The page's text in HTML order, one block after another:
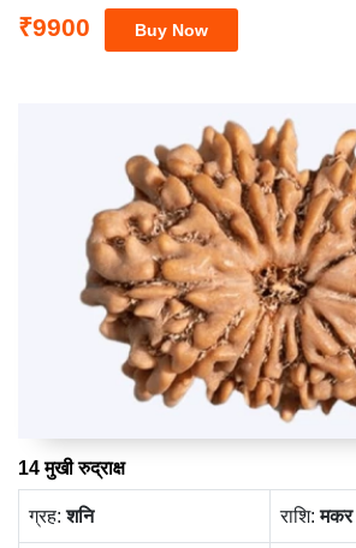
₹9900
14 मुखी रुद्राक्ष
ग्रह:‍शनि राशि: